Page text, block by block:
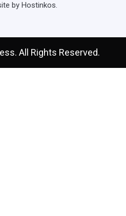
by Hostinkos.
All Rights Reserved.